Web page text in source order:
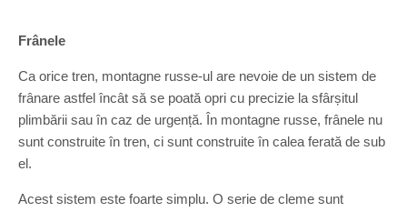
Frânele
Ca orice tren, montagne russe-ul are nevoie de un sistem de
frânare astfel încât să se poată opri cu precizie la sfârșitul
plimbării sau în caz de urgență. În montagne russe, frânele nu
sunt construite în tren, ci sunt construite în calea ferată de sub
el.
Acest sistem este foarte simplu. O serie de cleme sunt